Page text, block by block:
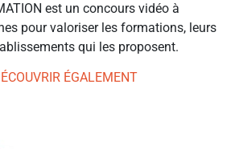
est un concours vidéo à
pour valoriser les formations, leurs
qui les proposent.
ÉGALEMENT